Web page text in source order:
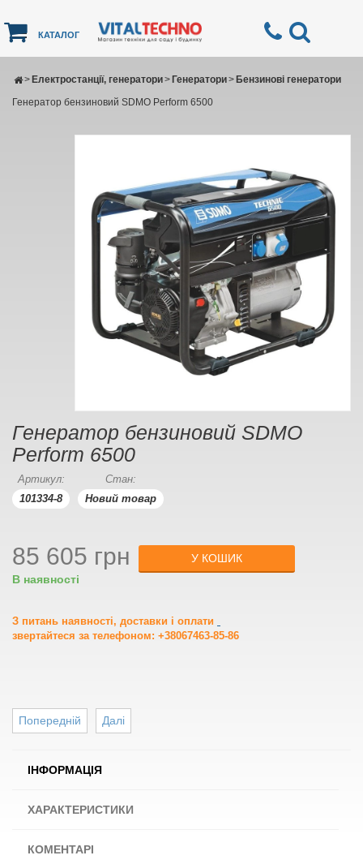
КАТАЛОГ
Електростанції, генератори
> Генератори
> Бензинові генератори
>
Генератор бензиновий SDMO Perform 6500
Генератор бензиновий SDMO
Perform 6500
Артикул:
101334-8
Стан:
Новий товар
85 605 грн
В наявності
У КОШИК
З питань наявності, доставки і оплати
звертайтеся за телефоном: +38067463-85-86
Далі
Попередній
ІНФОРМАЦІЯ
ХАРАКТЕРИСТИКИ
КОМЕНТАРІ